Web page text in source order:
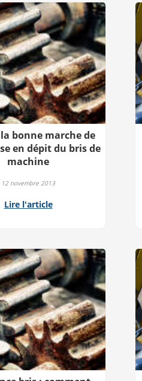
bonne marche de
en dépit du bris de
machine
12 novembre 2013
Lire l'article